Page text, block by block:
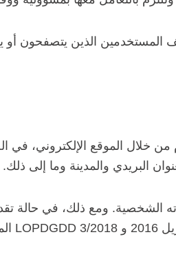
الذين يتصفحون أو
خلال الموقع الإلكتروني،
البريدي والمدينة وما إلى ذلك.
الشخصية. ومع ذلك، في حالة